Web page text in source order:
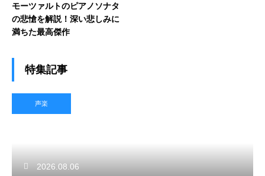
モーツァルトのピアノソナタ
の悲愴を解説！深い悲しみに
満ちた最高傑作
特集記事
声楽
2026.08.06